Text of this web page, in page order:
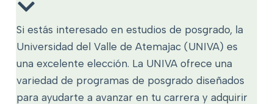
Si estás interesado en estudios de posgrado, la
Universidad del Valle de Atemajac (UNIVA) es
una excelente elección. La UNIVA ofrece una
variedad de programas de posgrado diseñados
para ayudarte a avanzar en tu carrera y adquirir